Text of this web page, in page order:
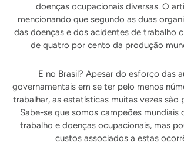
doenças ocupacionais diversas. O
mencionando que segundo as duas
das doenças e dos acidentes de trabalho
de quatro por cento da produção
E no Brasil? Apesar do esforço das
governamentais em se ter pelo menos
trabalhar, as estatísticas muitas vezes são
Sabe-se que somos campeões mundiais
trabalho e doenças ocupacionais, mas
custos associados a estas